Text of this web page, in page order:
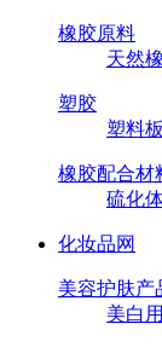
橡胶原料
天然
塑胶
塑料板
橡胶配合材
硫化
化妆品网
美容护肤产
美白